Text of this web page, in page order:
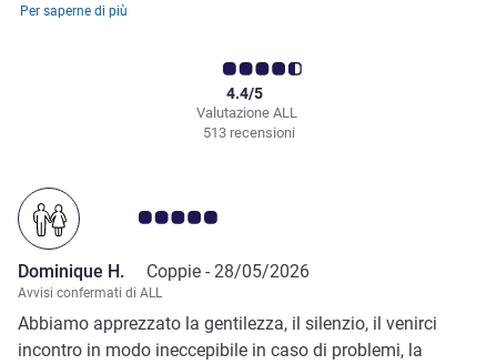
Per saperne di più
Valutazione ALL
4.4/5
513 recensioni
Giudizio clienti 5.0/5
Dominique H. Coppie - 28/05/2026
Avvisi confermati di ALL
Abbiamo apprezzato la gentilezza, il silenzio, il venirci
incontro in modo ineccepibile in caso di problemi, la